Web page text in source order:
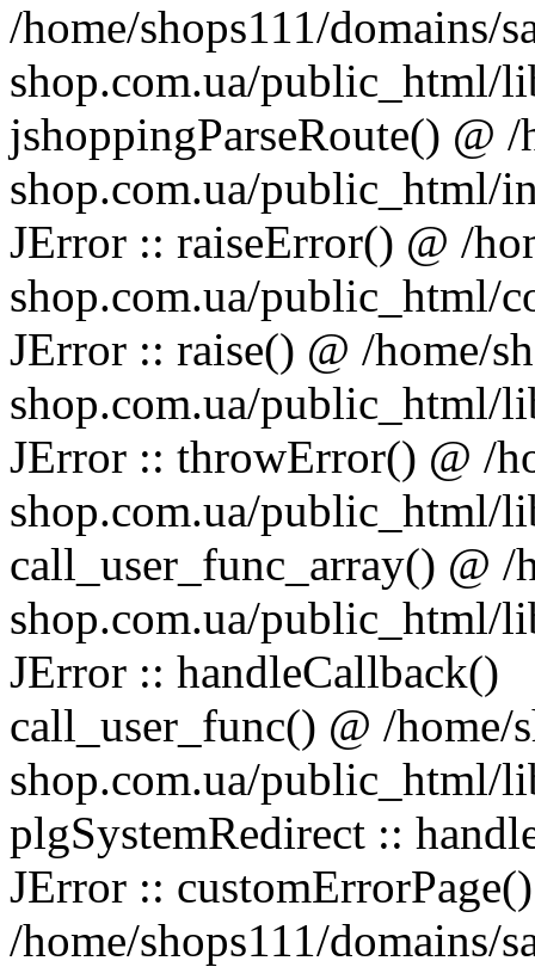
/home/shops111/domains/
shop.com.ua/public_html/
jshoppingParseRoute() @ /
shop.com.ua/public_html/
JError :: raiseError() @ /
shop.com.ua/public_html/
JError :: raise() @ /home/
shop.com.ua/public_html/
JError :: throwError() @ /
shop.com.ua/public_html/
call_user_func_array() @ /
shop.com.ua/public_html/
JError :: handleCallback()
call_user_func() @ /home/
shop.com.ua/public_html/
plgSystemRedirect ::
JError ::
/home/shops111/domains/